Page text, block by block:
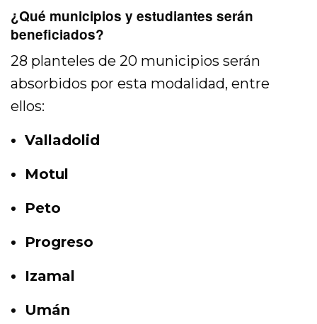
¿Qué municipios y estudiantes serán
beneficiados?
28 planteles de 20 municipios serán
absorbidos por esta modalidad, entre
ellos:
Valladolid
Motul
Peto
Progreso
Izamal
Umán